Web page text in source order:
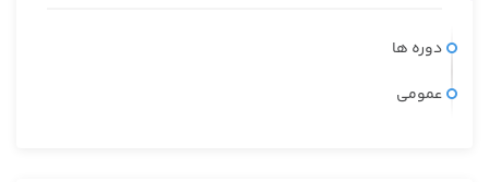
دوره ها
عمومی